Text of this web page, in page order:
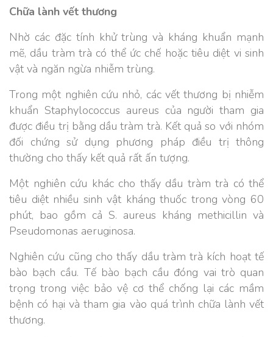
Chữa lành vết thương
Nhờ các đặc tính khử trùng và kháng khuẩn mạnh
mẽ, dầu tràm trà có thể ức chế hoặc tiêu diệt vi sinh
vật và ngăn ngừa nhiễm trùng.
Trong một nghiên cứu nhỏ, các vết thương bị nhiễm
khuẩn Staphylococcus aureus của người tham gia
được điều trị bằng dầu tràm trà. Kết quả so với nhóm
đối chứng sử dụng phương pháp điều trị thông
thường cho thấy kết quả rất ấn tượng.
Một nghiên cứu khác cho thấy dầu tràm trà có thể
tiêu diệt nhiều sinh vật kháng thuốc trong vòng 60
phút, bao gồm cả S. aureus kháng methicillin và
Pseudomonas aeruginosa.
Nghiên cứu cũng cho thấy dầu tràm trà kích hoạt tế
bào bạch cầu. Tế bào bạch cầu đóng vai trò quan
trọng trong việc bảo vệ cơ thể chống lại các mầm
bệnh có hại và tham gia vào quá trình chữa lành vết
thương.